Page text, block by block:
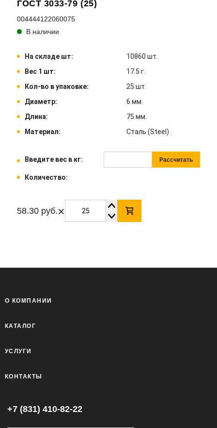
ГОСТ 3033-79 (25)
004444122060075
В наличии
На складе шт:
10860 шт.
Вес 1 шт:
17.5 г.
Кол-во в упаковке:
25 шт.
Диаметр:
6 мм.
Длина:
75 мм.
Материал:
Сталь (Steel) .
Введите вес в кг: Рассчитать
Количество:
58.30 руб.×
О КОМПАНИИ
КАТАЛОГ
УСЛУГИ
КОНТАКТЫ
+7 (831) 410-82-22